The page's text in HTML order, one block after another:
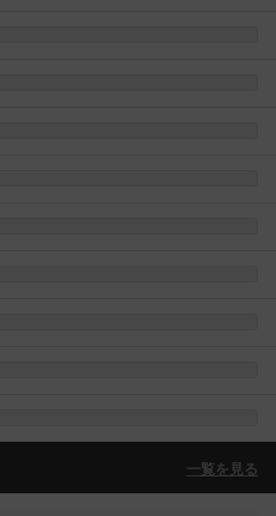
一覧を見る